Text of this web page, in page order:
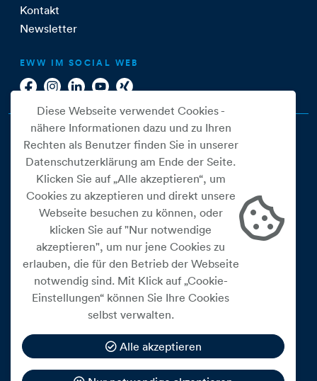
Kontakt
Newsletter
EWW IM SOCIAL WEB
Cookie Einstellungen
Datenschutz
Impressum
Widerrufsbelehrung
Medienfreiheitsgesetz
Barrierefreiheitserklärung
Hinweisgeberschutz
Diese Webseite verwendet Cookies -
nähere Informationen dazu und zu Ihren
Rechten als Benutzer finden Sie in unserer
Datenschutzerklärung am Ende der Seite.
Klicken Sie auf „Alle akzeptieren“, um
Cookies zu akzeptieren und direkt unsere
Webseite besuchen zu können, oder
klicken Sie auf "Nur notwendige
akzeptieren", um nur jene Cookies zu
erlauben, die für den Betrieb der Webseite
notwendig sind. Mit Klick auf „Cookie-
Einstellungen“ können Sie Ihre Cookies
selbst verwalten.
Alle akzeptieren